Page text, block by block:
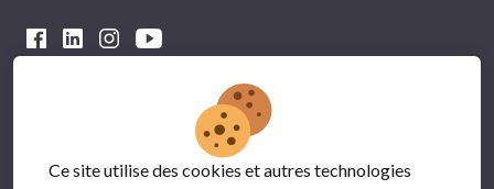
Avec le soutien financier du
Ce site utilise des cookies et autres technologies